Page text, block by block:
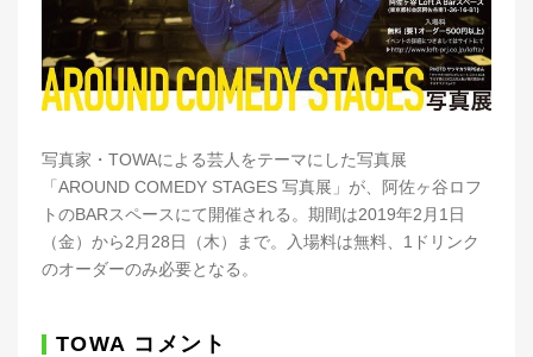
写真家・TOWAによる芸人をテーマにした写真展
「AROUND COMEDY STAGES 写真展」が、阿佐ヶ谷ロフ
トのBARスペースにて開催される。期間は2019年2月1日
（金）から2月28日（木）まで。入場料は無料、1ドリンク
のオーダーのみ必要となる。
TOWA コメント